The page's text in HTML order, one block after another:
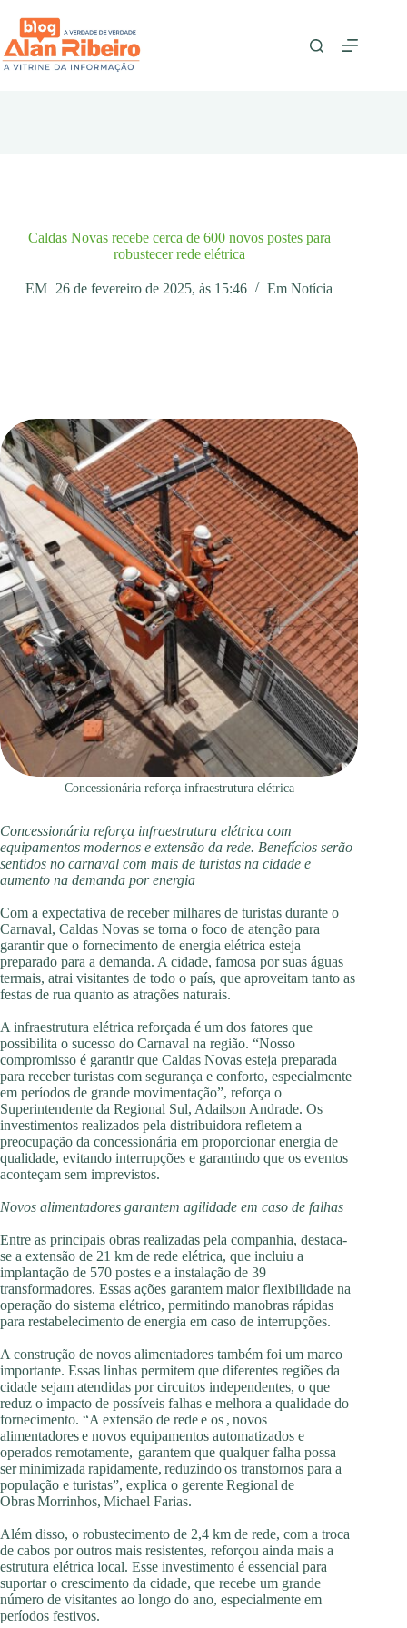
para
conteúdo
Caldas Novas recebe cerca de 600 novos postes para
robustecer rede elétrica
EM 26 de fevereiro de 2025, às 15:46 Em Notícia
Concessionária reforça infraestrutura elétrica
Concessionária reforça infraestrutura elétrica com
equipamentos modernos e extensão da rede. Benefícios serão
sentidos no carnaval com mais de turistas na cidade e
aumento na demanda por energia
Com a expectativa de receber milhares de turistas durante o
Carnaval, Caldas Novas se torna o foco de atenção para
garantir que o fornecimento de energia elétrica esteja
preparado para a demanda. A cidade, famosa por suas águas
termais, atrai visitantes de todo o país, que aproveitam tanto as
festas de rua quanto as atrações naturais.
A infraestrutura elétrica reforçada é um dos fatores que
possibilita o sucesso do Carnaval na região. “Nosso
compromisso é garantir que Caldas Novas esteja preparada
para receber turistas com segurança e conforto, especialmente
em períodos de grande movimentação”, reforça o
Superintendente da Regional Sul, Adailson Andrade. Os
investimentos realizados pela distribuidora refletem a
preocupação da concessionária em proporcionar energia de
qualidade, evitando interrupções e garantindo que os eventos
aconteçam sem imprevistos.
Novos alimentadores garantem agilidade em caso de falhas
Entre as principais obras realizadas pela companhia, destaca-
se a extensão de 21 km de rede elétrica, que incluiu a
implantação de 570 postes e a instalação de 39
transformadores. Essas ações garantem maior flexibilidade na
operação do sistema elétrico, permitindo manobras rápidas
para restabelecimento de energia em caso de interrupções.
A construção de novos alimentadores também foi um marco
importante. Essas linhas permitem que diferentes regiões da
cidade sejam atendidas por circuitos independentes, o que
reduz o impacto de possíveis falhas e melhora a qualidade do
fornecimento. “A extensão de rede e os , novos
alimentadores e novos equipamentos automatizados e
operados remotamente, garantem que qualquer falha possa
ser minimizada rapidamente, reduzindo os transtornos para a
população e turistas”, explica o gerente Regional de
Obras Morrinhos, Michael Farias.
Além disso, o robustecimento de 2,4 km de rede, com a troca
de cabos por outros mais resistentes, reforçou ainda mais a
estrutura elétrica local. Esse investimento é essencial para
suportar o crescimento da cidade, que recebe um grande
número de visitantes ao longo do ano, especialmente em
períodos festivos.